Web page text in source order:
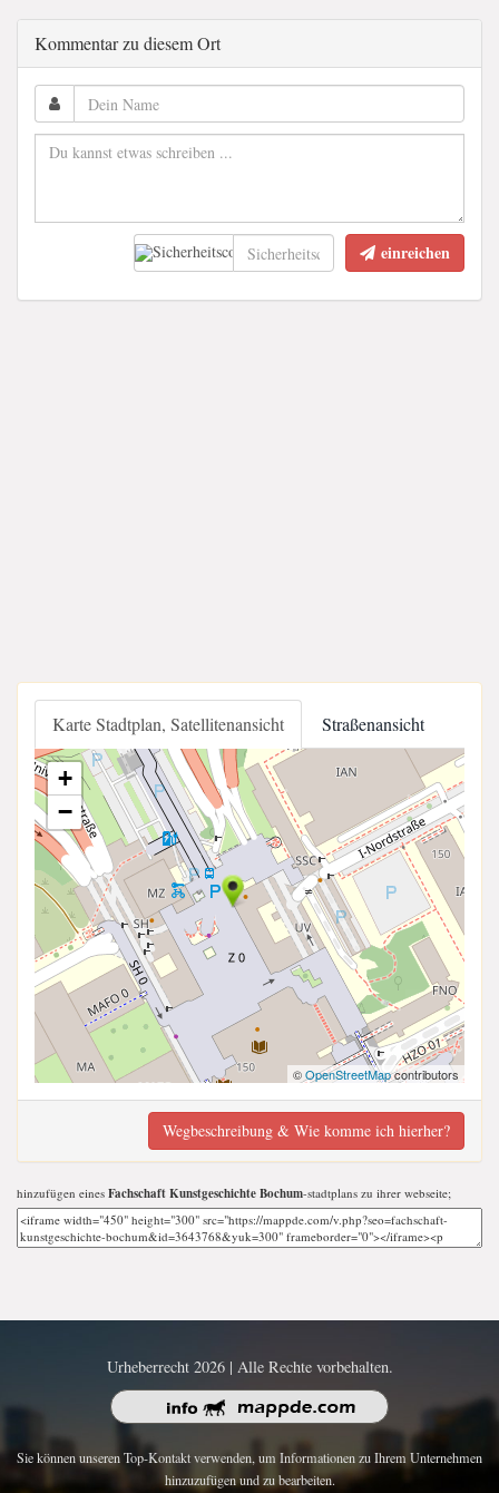
Kommentar zu diesem Ort
einreichen
Karte Stadtplan, Satellitenansicht Straßenansicht
+
−
©OpenStreetMapcontributors
Wegbeschreibung & Wie komme ich hierher?
hinzufügen eines Fachschaft Kunstgeschichte Bochum-stadtplans zu ihrer webseite;
Urheberrecht 2026 | Alle Rechte vorbehalten.
Sie können unseren Top-Kontakt verwenden, um Informationen zu Ihrem Unternehmen
hinzuzufügen und zu bearbeiten.